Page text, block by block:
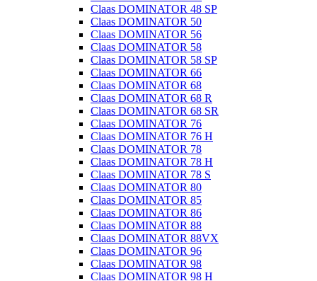
Claas DOMINATOR 48 SP
Claas DOMINATOR 50
Claas DOMINATOR 56
Claas DOMINATOR 58
Claas DOMINATOR 58 SP
Claas DOMINATOR 66
Claas DOMINATOR 68
Claas DOMINATOR 68 R
Claas DOMINATOR 68 SR
Claas DOMINATOR 76
Claas DOMINATOR 76 H
Claas DOMINATOR 78
Claas DOMINATOR 78 H
Claas DOMINATOR 78 S
Claas DOMINATOR 80
Claas DOMINATOR 85
Claas DOMINATOR 86
Claas DOMINATOR 88
Claas DOMINATOR 88VX
Claas DOMINATOR 96
Claas DOMINATOR 98
Claas DOMINATOR 98 H